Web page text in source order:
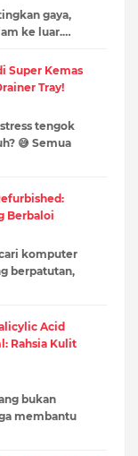
gaya,
ke luar.…
Super Kemas
Tray!
tengok
😅 Semua
Berbaloi
komputer
berpatutan,
Acid
Rahsia Kulit
bukan
membantu